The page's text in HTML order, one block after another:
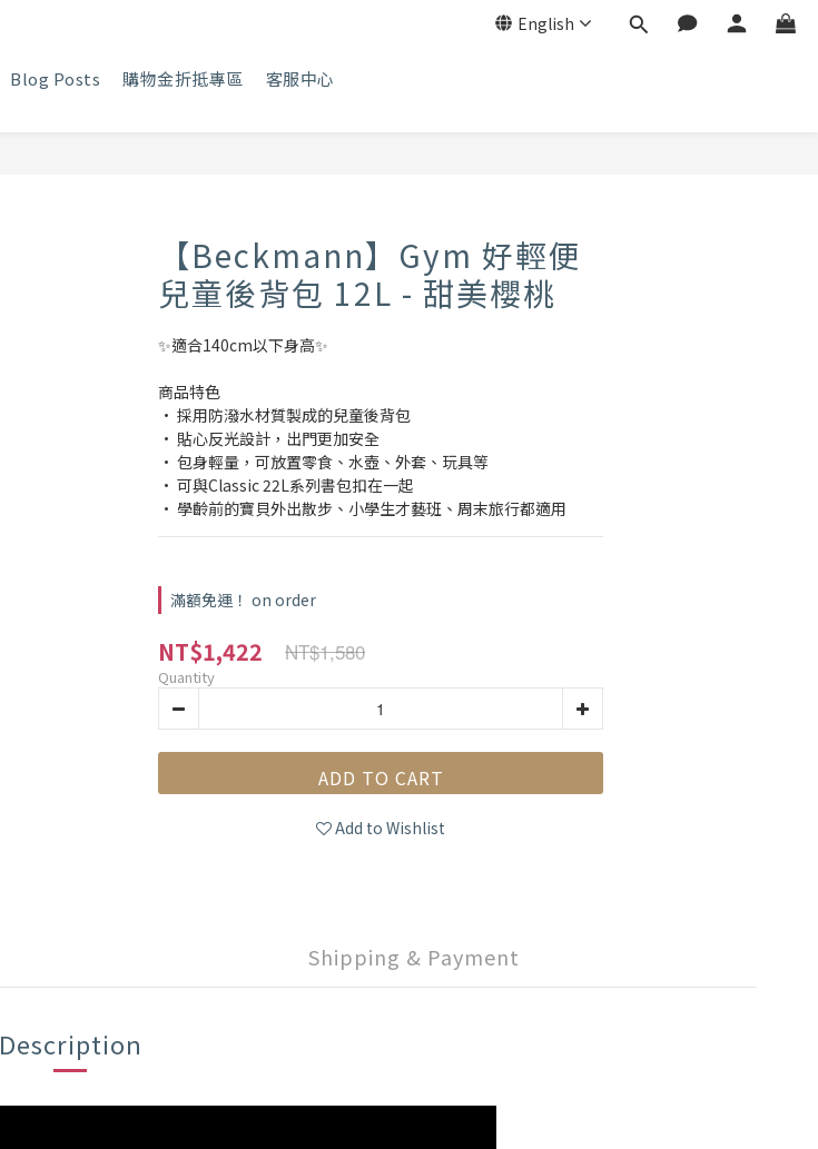
English
Blog Posts 購物金折抵專區 客服中心
【Beckmann】Gym 好輕便
兒童後背包 12L - 甜美櫻桃
✨適合140cm以下身高✨
商品特色
• 採用防潑水材質製成的兒童後背包
• 貼心反光設計，出門更加安全
• 包身輕量，可放置零食、水壺、外套、玩具等
• 可與Classic 22L系列書包扣在一起
• 學齡前的寶貝外出散步、小學生才藝班、周末旅行都適用
滿額免運！ on order
NT$1,422 NT$1,580
Quantity
ADD TO CART
Add to Wishlist
Shipping & Payment
Description